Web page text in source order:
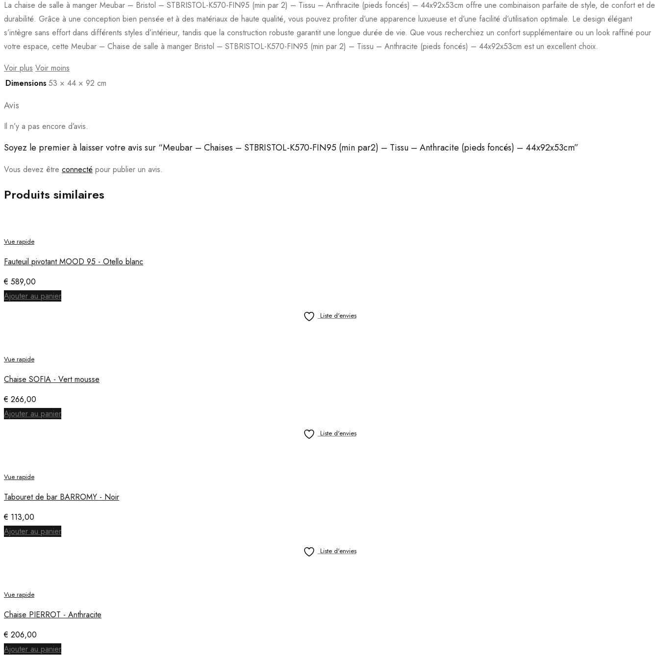
(min
par2)
-
Tissu
La chaise de salle à manger Meubar – Bristol – STBRISTOL-K570-FIN95 (min par 2) – Tissu – Anthracite (pieds foncés) – 44x92x53cm offre une combinaison parfaite de style, de confort et de
durabilité. Grâce à une conception bien pensée et à des matériaux de haute qualité, vous pouvez profiter d’une apparence luxueuse et d’une facilité d’utilisation optimale. Le design élégant
s’intègre sans effort dans différents styles d’intérieur, tandis que la construction robuste garantit une longue durée de vie. Que vous recherchiez un confort supplémentaire ou un look raffiné pour
votre espace, cette Meubar – Chaise de salle à manger Bristol – STBRISTOL-K570-FIN95 (min par 2) – Tissu – Anthracite (pieds foncés) – 44x92x53cm est un excellent choix.
Voir plus Voir moins
Dimensions 53 × 44 × 92 cm
Avis
Il n’y a pas encore d’avis.
Soyez le premier à laisser votre avis sur “Meubar – Chaises – STBRISTOL-K570-FIN95 (min par2) – Tissu – Anthracite (pieds foncés) – 44x92x53cm”
Vous devez être connecté pour publier un avis.
Produits similaires
Vue rapide
Fauteuil pivotant MOOD 95 - Otello blanc
€ 589,00
Ajouter au panier
Liste d'envies
Vue rapide
Chaise SOFIA - Vert mousse
€ 266,00
Ajouter au panier
Liste d'envies
Vue rapide
Tabouret de bar BARROMY - Noir
€ 113,00
Ajouter au panier
Liste d'envies
Vue rapide
Chaise PIERROT - Anthracite
€ 206,00
Ajouter au panier